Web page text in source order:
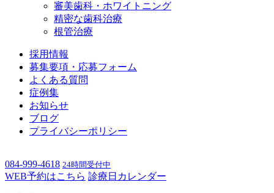
審美歯科・ホワイトニング
精密な歯科治療
根管治療
採用情報
募集要項・応募フォーム
よくある質問
症例集
お知らせ
ブログ
プライバシーポリシー
084-999-4618 24時間受付中
WEB予約はこちら 診療日カレンダー